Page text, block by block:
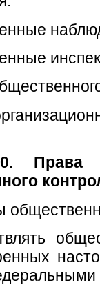
Права